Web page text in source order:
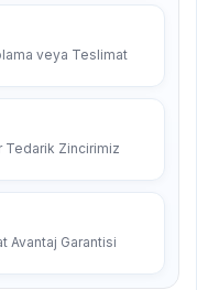
veya Teslimat
Tedarik Zincirimiz
Avantaj Garantisi